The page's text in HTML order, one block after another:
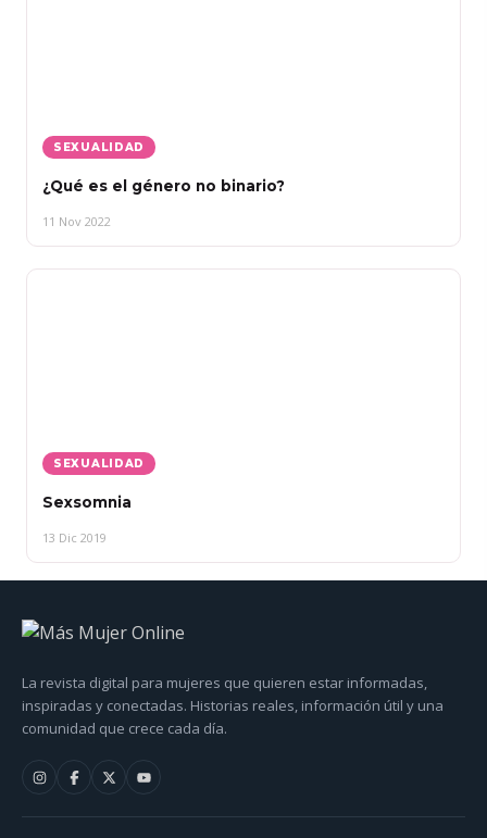
SEXUALIDAD
¿Qué es el género no binario?
11 Nov 2022
SEXUALIDAD
Sexsomnia
13 Dic 2019
La revista digital para mujeres que quieren estar informadas,
inspiradas y conectadas. Historias reales, información útil y una
comunidad que crece cada día.